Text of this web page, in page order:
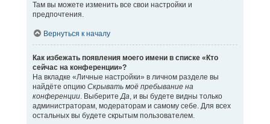
Там вы можете изменить все свои настройки и
предпочтения.
Вернуться к началу
Как избежать появления моего имени в списке «Кто
сейчас на конференции»?
На вкладке «Личные настройки» в личном разделе вы
найдёте опцию Скрывать моё пребывание на
конференции. ВыберитеДа, и вы будете видны только
администраторам, модераторам и самому себе. Для всех
остальных вы будете скрытым пользователем.